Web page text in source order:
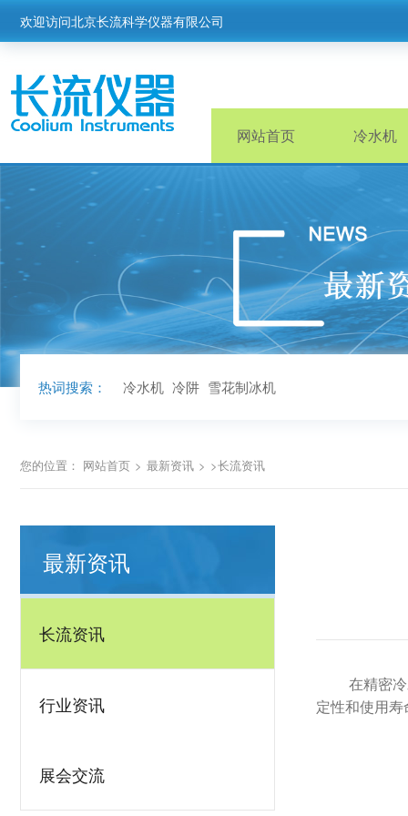
欢迎访问北京长流科学仪器有限公司
网站首页 冷水机
热词搜索： 冷水机 冷阱 雪花制冰机
您的位置： 网站首页 > 最新资讯 > >长流资讯
最新资讯
长流资讯
行业资讯
展会交流
在精密
定性和使用